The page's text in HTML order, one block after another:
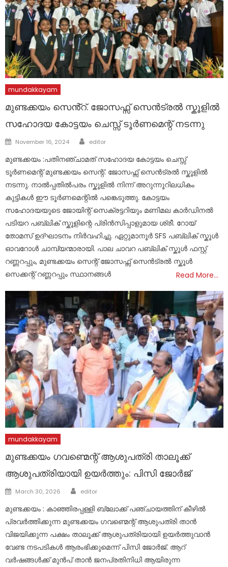
mundakkayam
മുണ്ടക്കയം സെൻ്റ്. ജോസഫ്സ് സെൻട്രൽ സ്കൂളിൽ
സഹോദയ കോട്ടയം ചെസ്സ് ടൂർണമെന്റ് നടന്നു
Posted
November 16, 2024 Author
editor
മുണ്ടക്കയം :പതിനഞ്ചാമത് സഹോദയ കോട്ടയം ചെസ്സ്
ടൂർണമെന്റ് മുണ്ടക്കയം സെന്റ്. ജോസഫ്സ് സെൻട്രൽ സ്കൂളിൽ
നടന്നു. നാൽപ്പതിൽപരം സ്കൂളിൽ നിന്ന് അറുന്നൂറിലധികം
കുട്ടികൾ ഈ ടൂർണമെന്റിൽ പങ്കെടുത്തു. കോട്ടയം
സഹോദയയുടെ ജോയിന്റ് സെക്രട്ടറിയും മണിമല കാർഡിനൽ
പടിയറ പബ്ലിക് സ്കൂളിന്റെ പ്രിൻസിപ്പാളുമായ ശ്രീ. റോയ്
തോമസ് ഉദ്ഘാടനം നിർവഹിച്ചു. ഏറ്റുമാനൂർ SFS പബ്ലിക് സ്കൂൾ
ഓവറോൾ ചാമ്പ്യന്മാരായി. പാല ചാവറ പബ്ലിക് സ്കൂൾ ഫസ്റ്റ്
റണ്ണറപ്പും, മുണ്ടക്കയം സെന്റ് ജോസഫ്സ് സെൻട്രൽ സ്കൂൾ
സെക്കന്റ് റണ്ണറപ്പും സ്ഥാനങ്ങൾ
Read More…
mundakkayam
മുണ്ടക്കയം ഗവണ്മെന്റ് ആശുപത്രി താലൂക്ക്
ആശുപത്രിയായി ഉയർത്തും: പിസി ജോർജ്
Posted
March 30, 2026 Author
editor
മുണ്ടക്കയം : കാഞ്ഞിരപ്പള്ളി ബ്ലോക്ക് പഞ്ചായത്തിന് കീഴിൽ
പ്രവർത്തിക്കുന്ന മുണ്ടക്കയം ഗവണ്മെന്റ് ആശുപത്രി താൻ
വിജയിക്കുന്ന പക്ഷം താലൂക്ക് ആശുപത്രിയായി ഉയർത്തുവാൻ
വേണ്ട നടപടികൾ ആരംഭിക്കുമെന്ന് പിസി ജോർജ്. ആറ്
വർഷങ്ങൾക്ക് മുൻപ് താൻ ജനപ്രതിനിധി ആയിരുന്ന